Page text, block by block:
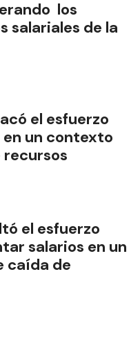
los
salariales de la
el esfuerzo
en un contexto
el esfuerzo
salarios en un
caída de